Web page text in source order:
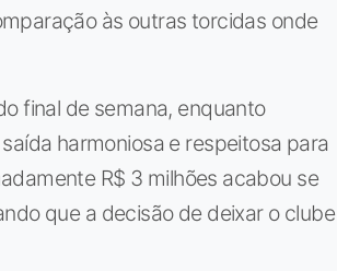
às outras torcidas onde
final de semana, enquanto
harmoniosa e respeitosa para
R$ 3 milhões acabou se
que a decisão de deixar o clube